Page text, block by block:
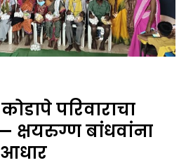
परिवाराचा
क्षयरुग्ण बांधवांना
आधार